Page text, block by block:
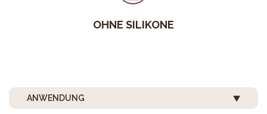
OHNE SILIKONE
ANWENDUNG